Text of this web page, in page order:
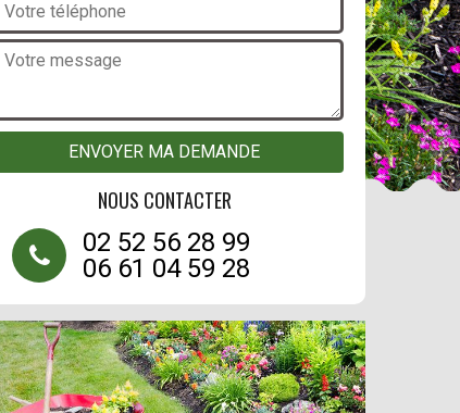
NOUS CONTACTER
02 52 56 28 99
06 61 04 59 28